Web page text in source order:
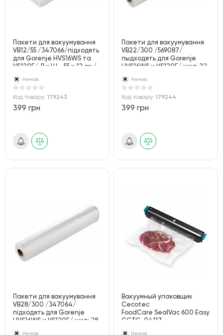
Пакети для вакуумування
VB12/55 /347066/підходять
для Gorenje HVS16WS та
VS120E/ Д х Ш - 55 х 12 см./
Немає
Код товару: 179243
399 грн
Пакети для вакуумування
VB22/300 /569087/
пыдходять для Gorenje
HVS16WS и VS120E/ шхд: 22
Немає
Код товару:179244
399 грн
Пакети для вакуумування
VB28/300 /347064/
підходять для Gorenje
HVS16WS и VS120E/ шхд: 28
Немає
Вакуумный упаковщик
Cecotec
FoodCare SealVac 600 Easy
CCTC-04117
Немає